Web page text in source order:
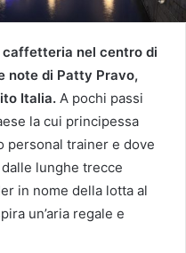
caffetteria nel centro di
note di Patty Pravo,
Italia. A pochi passi
la cui principessa
personal trainer e dove
lunghe trecce
in nome della lotta al
un’aria regale e